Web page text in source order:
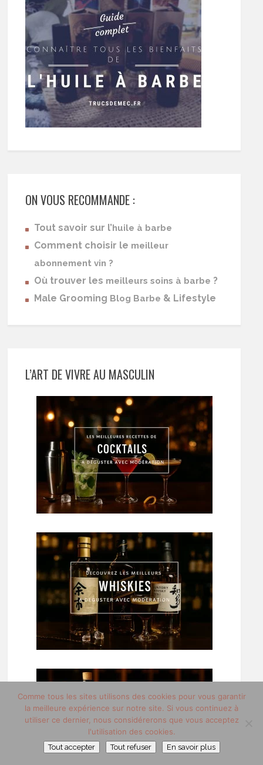
ON VOUS RECOMMANDE :
Tout savoir sur l’huile à barbe
Comment choisir le meilleur
abonnement vin ?
Où trouver les meilleurs soins à barbe ?
Male Grooming Blog Barbe & Lifestyle
L’ART DE VIVRE AU MASCULIN
Comme tous les sites utilisons des cookies pour vous garantir
la meilleure expérience sur notre site. Si vous continuez à
utiliser ce dernier, nous considérerons que vous acceptez
l'utilisation des cookies.
Tout accepter Tout refuser En savoir plus